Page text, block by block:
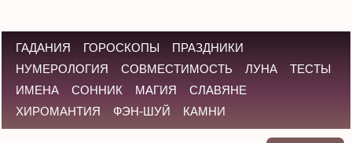
ГАДАНИЯ ГОРОСКОПЫ
ПРАЗДНИКИ
НУМЕРОЛОГИЯ
СОВМЕСТИМОСТЬ ЛУНА
ТЕСТЫ
ИМЕНА
СОННИК МАГИЯ
СЛАВЯНЕ
ХИРОМАНТИЯ
ФЭН-ШУЙ КАМНИ